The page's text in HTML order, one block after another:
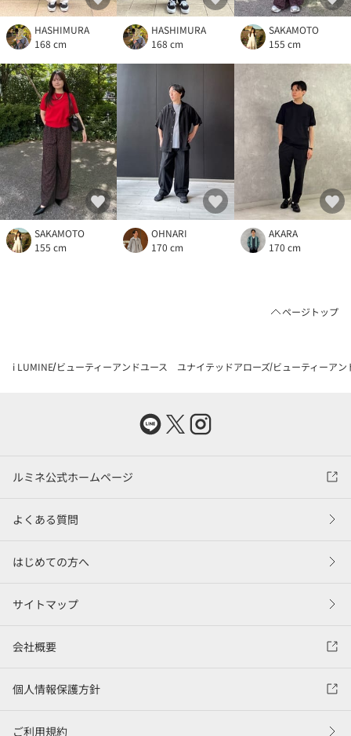
HASHIMURA
168 cm
HASHIMURA
168 cm
SAKAMOTO
155 cm
SAKAMOTO
155 cm
OHNARI
170 cm
AKARA
170 cm
ページトップ
i LUMINE ビューティーアンドユース ユナイテッドアローズ ビューティーア
ルミネ公式ホームページ
よくある質問
はじめての方へ
サイトマップ
会社概要
個人情報保護方針
ご利用規約